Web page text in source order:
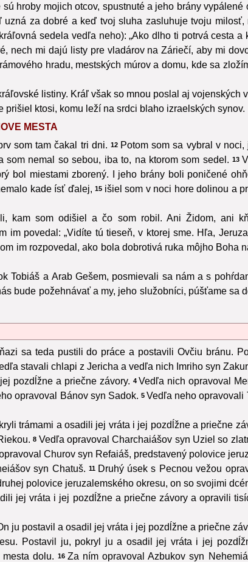
hroby mojich otcov, spustnuté a jeho brány vypálené
uzná za dobré a keď tvoj sluha zasluhuje tvoju
sedela vedľa neho): „Ako dlho ti potrvá cesta a
nech mi dajú listy pre vladárov na Záriečí, aby mi
hradu, mestských múrov a domu, kde sa
listiny. Kráľ však so mnou poslal aj vojenských
ktosi, komu leží na srdci blaho izraelských synov.
MESTA
som tam čakal tri dni. 12 Potom som sa vybral v
nemal so sebou, iba to, na ktorom som sedel. 13
bol miestami zborený. I jeho brány boli poničené
kade ísť ďalej, 15 išiel som v noci hore dolinou a
kam som odišiel a čo som robil. Ani Židom, ani
im povedal: „Vidíte tú tieseň, v ktorej sme. Hľa,
im rozpovedal, ako bola dobrotivá ruka môjho Boha
Tobiáš a Arab Gešem, posmievali sa nám a s
bude požehnávať a my, jeho služobníci, púšťame sa
sa teda pustili do práce a postavili Ovčiu bránu.
stavali chlapi z Jericha a vedľa nich Imriho syn
pozdĺžne a priečne závory. 4 Vedľa nich opravoval
opravoval Bánov syn Sadok. 5 Vedľa neho opravovali
trámami a osadili jej vráta i jej pozdĺžne a priečne
8 Vedľa opravoval Charchaiášov syn Uziel so
Churov syn Refaiáš, predstavený polovice
syn Chatuš. 11 Druhý úsek s Pecnou vežou
polovice jeruzalemského okresu, on so svojimi
jej vráta i jej pozdĺžne a priečne závory a opravili
ju postavil a osadil jej vráta i jej pozdĺžne a priečne
Postavil ju, pokryl ju a osadil jej vráta i jej
dolu.
16 Za ním opravoval Azbukov syn